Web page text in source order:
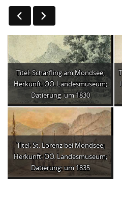
Titel: Scharfling am Mondsee;
Herkunft: OÖ. Landesmuseum;
Datierung: um 1830
Titel: St. Lorenz bei Mondsee;
Herkunft: OÖ. Landesmuseum;
Datierung: um 1835